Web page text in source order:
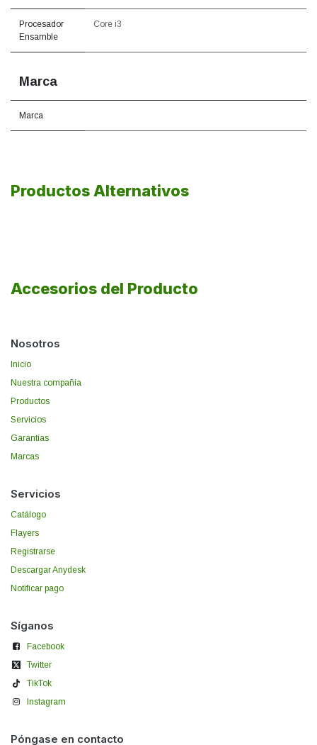
Procesador
Ensamble
Core i3
Marca
Marca
Productos Alternativos
Accesorios del Producto
Nosotros
Inicio
Nuestra compañía
Productos
Servicios
Garantías
Marcas
Servicios
Catálogo
Flayers
Registrarse
Descargar Anydesk
Notificar pago
Síganos
Facebook
Twitter
TikTok
Instagram
Póngase en contacto